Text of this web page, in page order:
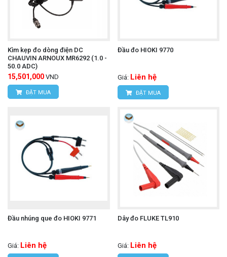
Kìm kẹp đo dòng điện DC
CHAUVIN ARNOUX MR6292 (1.0 -
50.0 ADC)
15,501,000 VND
ĐẶT MUA
Đầu đo HIOKI 9770
Giá: Liên hệ
ĐẶT MUA
Đầu nhúng que đo HIOKI 9771
Giá: Liên hệ
Dây đo FLUKE TL910
Giá: Liên hệ